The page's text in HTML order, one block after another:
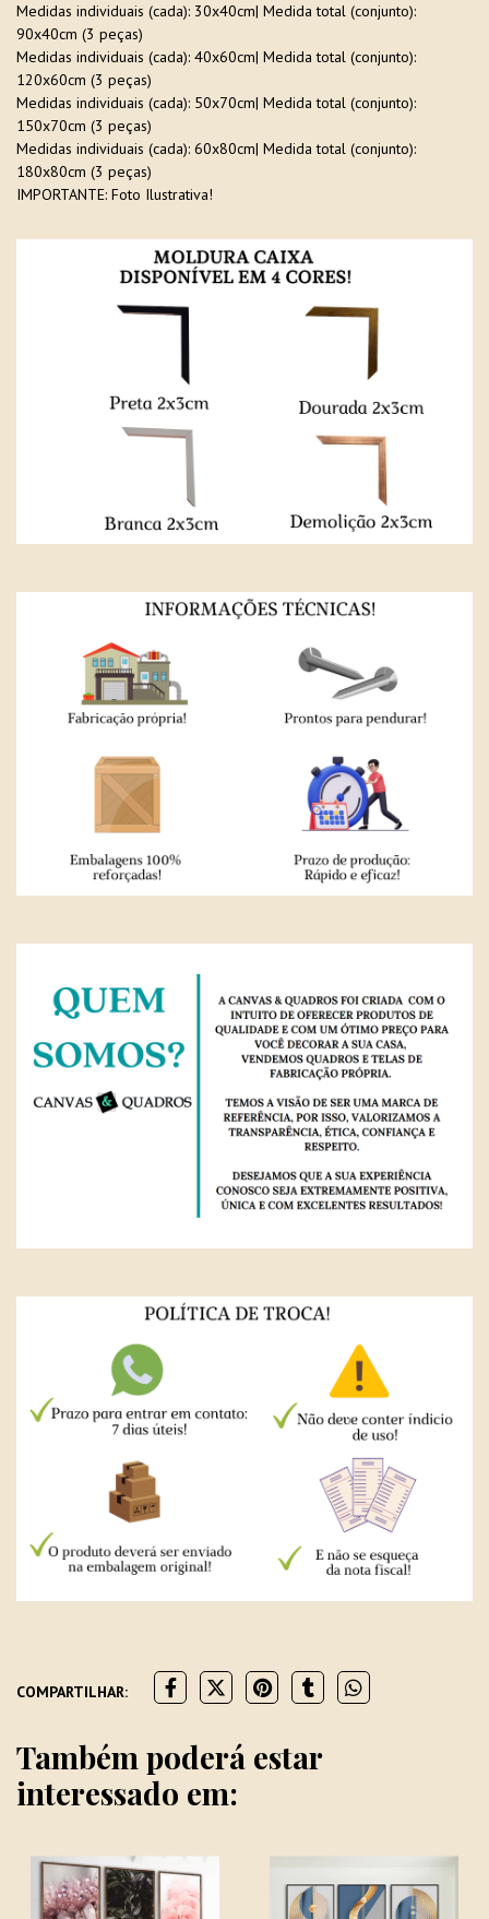
Medidas individuais (cada): 30x40cm| Medida total (conjunto):
90x40cm (3 peças)
Medidas individuais (cada): 40x60cm| Medida total (conjunto):
120x60cm (3 peças)
Medidas individuais (cada): 50x70cm| Medida total (conjunto):
150x70cm (3 peças)
Medidas individuais (cada): 60x80cm| Medida total (conjunto):
180x80cm (3 peças)
IMPORTANTE: Foto Ilustrativa!
COMPARTILHAR:
Também poderá estar
interessado em: